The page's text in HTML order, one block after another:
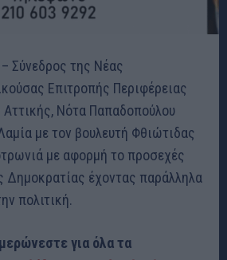
Σύνεδρος της Νέας
Επιτροπής Περιφέρειας
Αττικής, Νότα Παπαδοπούλου
με τον βουλευτή Φθιώτιδας
με αφορμή το προσεχές
Δημοκρατίας έχοντας παράλληλα
πολιτική.
για όλα τα